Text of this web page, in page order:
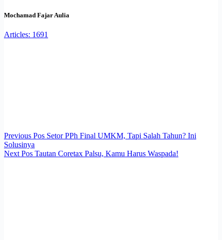
Mochamad Fajar Aulia
Articles: 1691
Previous Pos Setor PPh Final UMKM, Tapi Salah Tahun? Ini
Solusinya
Next Pos Tautan Coretax Palsu, Kamu Harus Waspada!